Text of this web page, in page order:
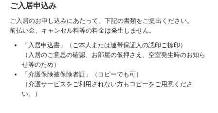
採用情報
プライバシーポリシー
ご入居申込み
ご入居のお申し込みにあたって、下記の書類をご提出ください。
前払い金、キャンセル料等の料金は発生しません。
「入居申込書」（ご本人または連帯保証人の認印ご捺印）
（入居のご意思の確認、お部屋の仮押さえ、空室発生時のお知ら
せ等のため）
「介護保険被保険者証」（コピーでも可）
（介護サービスをご利用されない方もコピーをご用意くださ
い。）